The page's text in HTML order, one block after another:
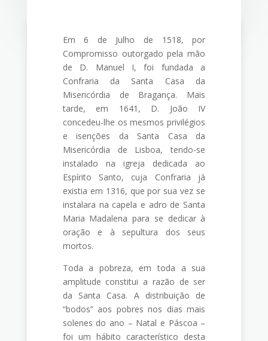
Em 6 de Julho de 1518, por
Compromisso outorgado pela mão
de D. Manuel I, foi fundada a
Confraria da Santa Casa da
Misericórdia de Bragança. Mais
tarde, em 1641, D. João IV
concedeu-lhe os mesmos privilégios
e isenções da Santa Casa da
Misericórdia de Lisboa, tendo-se
instalado na igreja dedicada ao
Espírito Santo, cuja Confraria já
existia em 1316, que por sua vez se
instalara na capela e adro de Santa
Maria Madalena para se dedicar à
oração e à sepultura dos seus
mortos.
Toda a pobreza, em toda a sua
amplitude constitui a razão de ser
da Santa Casa. A distribuição de
“bodos” aos pobres nos dias mais
solenes do ano – Natal e Páscoa –
foi um hábito característico desta